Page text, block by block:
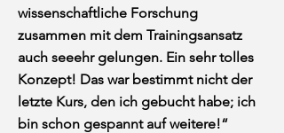
wissenschaftliche Forschung
zusammen mit dem Trainingsansatz
auch seeehr gelungen. Ein sehr tolles
Konzept! Das war bestimmt nicht der
letzte Kurs, den ich gebucht habe; ich
bin schon gespannt auf weitere!“